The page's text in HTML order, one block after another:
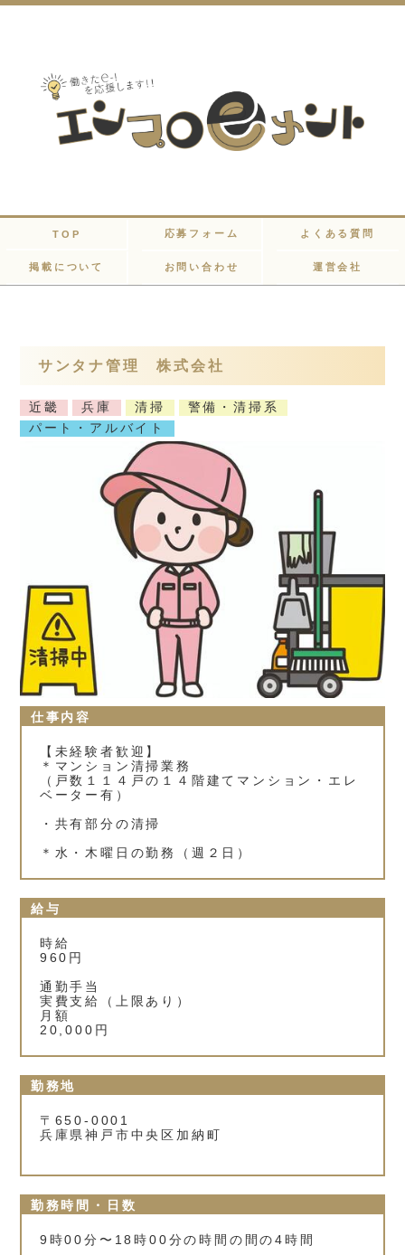
TOP 応募フォーム よくある質問
掲載について お問い合わせ 運営会社
サンタナ管理 株式会社
近畿 兵庫 清掃
警備・清掃系
パート・アルバイト
仕事内容
【未経験者歓迎】
＊マンション清掃業務
（戸数１１４戸の１４階建てマンション・エレ
ベーター有）
・共有部分の清掃
＊水・木曜日の勤務（週２日）
給与
時給
960円
通勤手当
実費支給（上限あり）
月額
20,000円
勤務地
〒650-0001
兵庫県神戸市中央区加納町
勤務時間・日数
9時00分〜18時00分の時間の間の4時間